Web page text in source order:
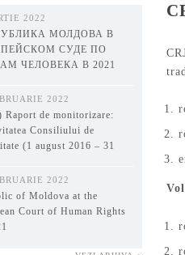
2022
МОЛДОВА В
СУДЕ ПО
ЧЕЛОВЕКА В 2021
2022
Raport de monitorizare:
Consiliului de
(1 august 2016 – 31
2022
of Moldova at the
Court of Human Rights